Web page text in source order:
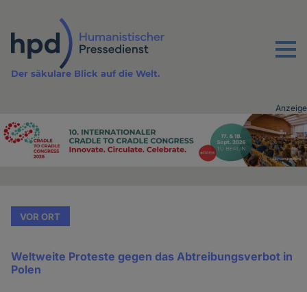
Inhalt
Menu
Der säkulare Blick auf die Welt.
Advertising
Anzeige
VOR ORT
Weltweite Proteste gegen das Abtreibungsverbot in
Polen